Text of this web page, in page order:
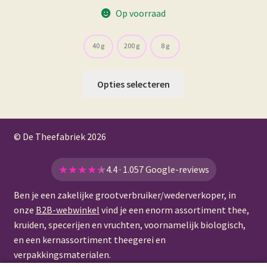
€ 20,80
Op voorraad
40 g 200 g 8 g
Opties selecteren
meerdere
optie
kan
gekozen
worden
op
© De Theefabriek 2026
★★★★★4.4 · 1.057 Google-reviews
Ben je een zakelijke grootverbruiker/wederverkoper, in
onze B2B-webwinkel vind je een enorm assortiment thee,
kruiden, specerijen en vruchten, voornamelijk biologisch,
en een kernassortiment theegerei en
verpakkingsmaterialen.